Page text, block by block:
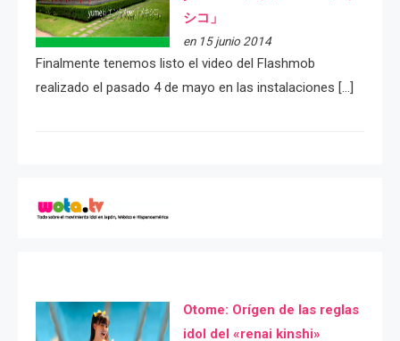
シコ」
en 15 junio 2014
Finalmente tenemos listo el video del Flashmob
realizado el pasado 4 de mayo en las instalaciones […]
Otome: Orígen de las reglas
idol del «renai kinshi»